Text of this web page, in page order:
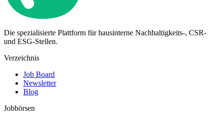
Die spezialisierte Plattform für hausinterne Nachhaltigkeits-, CSR-
und ESG-Stellen.
Verzeichnis
Job Board
Newsletter
Blog
Jobbörsen